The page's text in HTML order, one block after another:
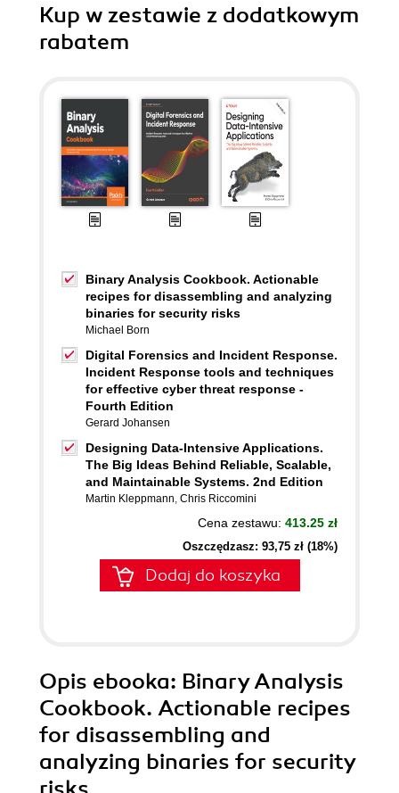
Kup w zestawie z dodatkowym
rabatem
Binary Analysis Cookbook. Actionable
recipes for disassembling and analyzing
binaries for security risks
Michael Born
Digital Forensics and Incident Response.
Incident Response tools and techniques
for effective cyber threat response -
Fourth Edition
Gerard Johansen
Designing Data-Intensive Applications.
The Big Ideas Behind Reliable, Scalable,
and Maintainable Systems. 2nd Edition
Martin Kleppmann, Chris Riccomini
Cena zestawu: 413.25 zł
Oszczędzasz: 93,75 zł (18%)
Dodaj do koszyka
Opis ebooka: Binary Analysis
Cookbook. Actionable recipes
for disassembling and
analyzing binaries for security